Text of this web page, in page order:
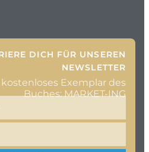
DICH FÜR UNSEREN
NEWSLETTER
Exemplar des
Buches: MARKET-ING